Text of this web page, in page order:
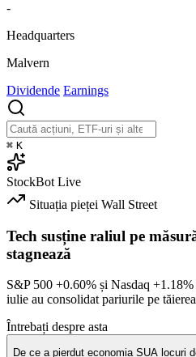
-
Headquarters
Malvern
Dividende Earnings
⌘ K
StockBot Live
Situația pieței Wall Street
Tech susține raliul pe
stagnează
S&P 500 +0.60% și Nasdaq +1.18%
iulie au consolidat pariurile pe
Întrebați despre asta
De ce a pierdut economia SUA locuri